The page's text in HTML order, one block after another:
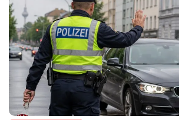
हार्मोनल बदलाव, तनाव, भूखे रहना, कम पानी पीना
भी माइग्रेन को ट्रिगर कर सकते हैं। यही वजह है कि
केवल दवा ही नहीं, बल्कि जीवनशैली में सुधार भी
जाता है।